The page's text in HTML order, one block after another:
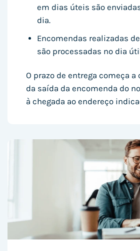
em dias úteis são
dia.
Encomendas realizadas
são processadas no dia
O prazo de entrega começa
da saída da encomenda do
à chegada ao endereço